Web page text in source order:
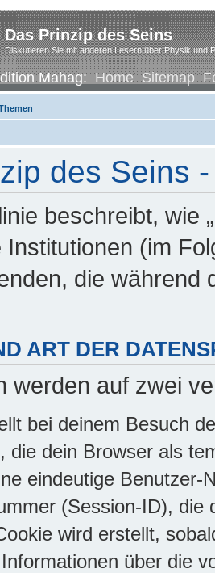
Das Prinzip des Seins
Diskutieren Sie mit anderen Lesern über Physik und
Mahag:Home Sitemap
des Seins
beschreibt, wie
(im
die während
ART DER
werden auf zwei
bei deinem Besuch
die dein Browser als
eindeutige
(Session-ID), die
wird erstellt,
über die